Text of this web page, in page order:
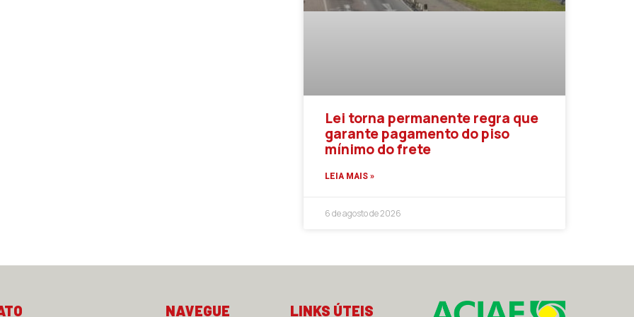
Lei torna permanente regra que
garante pagamento do piso
mínimo do frete
LEIA MAIS »
6 de agosto de 2026
NAVEGUE LINKS ÚTEIS